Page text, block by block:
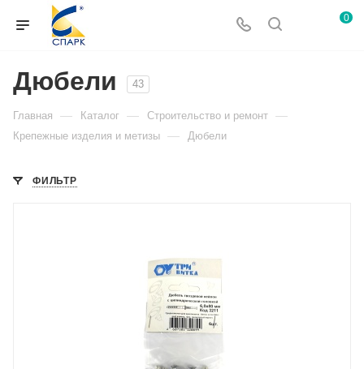
0
Дюбели 43
Главная — Каталог — Строительство и ремонт —
Крепежные изделия и метизы — Дюбели
ФИЛЬТР